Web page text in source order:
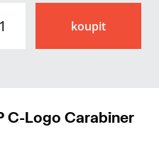
C-Logo Carabiner